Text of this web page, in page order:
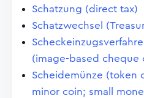
Schatzung (direct tax)
Schatzwechsel
(image-based cheque
Scheidemünze (token
minor coin; small